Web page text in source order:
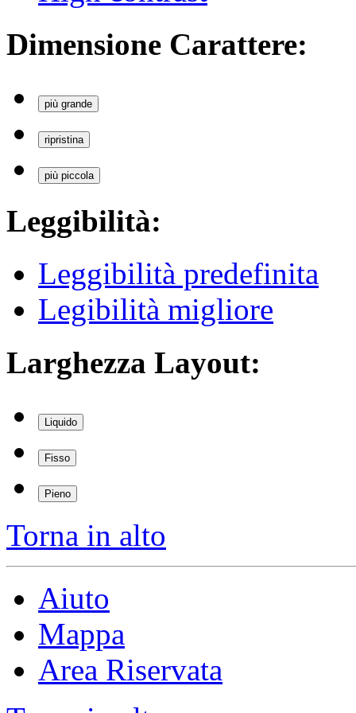
Dimensione Carattere:
più grande
ripristina
più piccola
Leggibilità:
Leggibilità predefinita
Legibilità migliore
Larghezza Layout:
Liquido
Fisso
Pieno
Torna in alto
Aiuto
Mappa
Area Riservata